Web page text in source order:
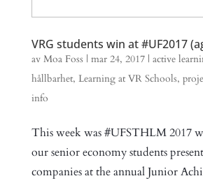
VRG students win at #UF2017
av Moa Foss | mar 24, 2017| active
hållbarhet, Learning at VR Schools,
info
This week was #UFSTHLM 2017
our senior economy students
companies at the annual Junior